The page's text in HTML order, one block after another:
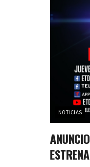
NOTICIAS